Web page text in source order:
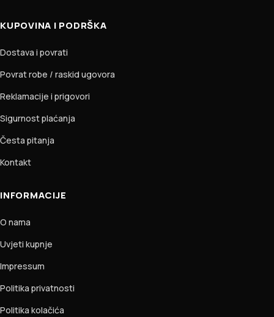
KUPOVINA I PODRŠKA
Dostava i povrati
Povrat robe / raskid ugovora
Reklamacije i prigovori
Sigurnost plaćanja
Česta pitanja
Kontakt
INFORMACIJE
O nama
Uvjeti kupnje
Impressum
Politika privatnosti
Politika kolačića